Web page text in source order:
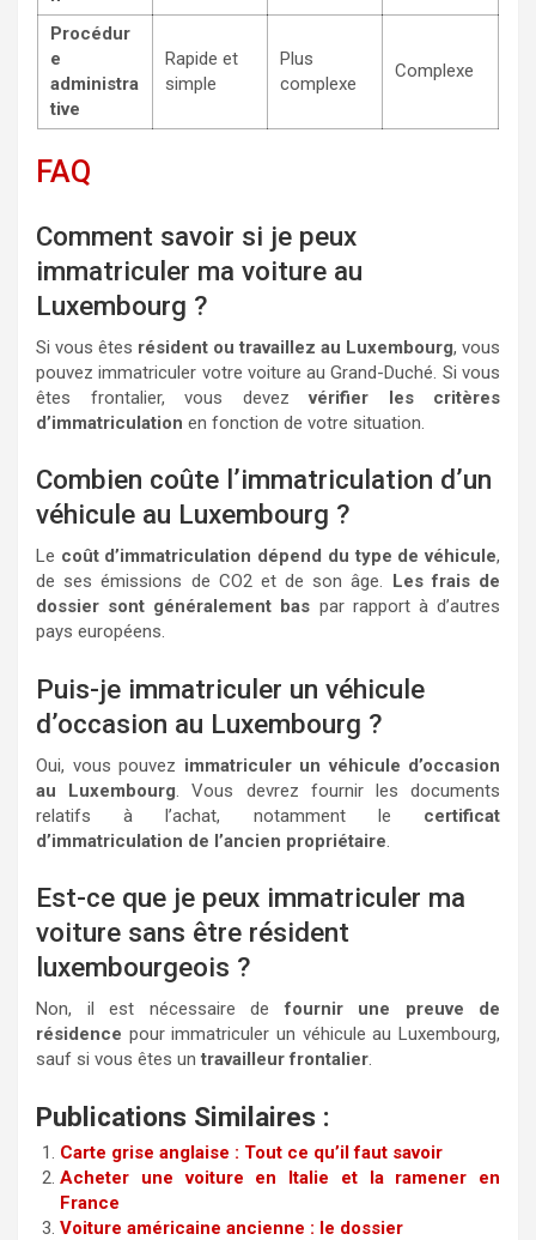
Procédur
e
administra
tive
Rapide et
simple
Plus
complexe
Complexe
FAQ
Comment savoir si je peux
immatriculer ma voiture au
Luxembourg ?
Si vous êtes résident ou travaillez au Luxembourg, vous
pouvez immatriculer votre voiture au Grand-Duché. Si vous
êtes frontalier, vous devezvérifier les critères
d’immatriculation en fonction de votre situation.
Combien coûte l’immatriculation d’un
véhicule au Luxembourg ?
Le coût d’immatriculation dépend du type de véhicule,
de ses émissions de CO2 et de son âge. Les frais de
dossier sont généralement bas par rapport à d’autres
pays européens.
Puis-je immatriculer un véhicule
d’occasion au Luxembourg ?
Oui, vous pouvez immatriculer un véhicule d’occasion
au Luxembourg. Vous devrez fournir les documents
relatifs à l’achat, notamment le certificat
d’immatriculation de l’ancien propriétaire.
Est-ce que je peux immatriculer ma
voiture sans être résident
luxembourgeois ?
Non, il est nécessaire defournir une preuve de
résidence pour immatriculer un véhicule au Luxembourg,
sauf si vous êtes untravailleur frontalier.
Publications Similaires :
Carte grise anglaise : Tout ce qu’il faut savoir
Acheter une voiture en Italie et la ramener en
France
Voiture américaine ancienne : le dossier